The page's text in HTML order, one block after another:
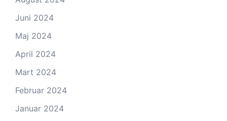
Juni 2024
Maj 2024
April 2024
Mart 2024
Februar 2024
Januar 2024